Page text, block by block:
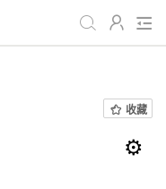
收藏
⚙️